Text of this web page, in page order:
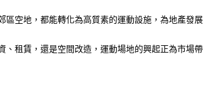
空地，都能轉化為高質素的運動設施，為地產發
租賃，還是空間改造，運動場地的興起正為市場帶